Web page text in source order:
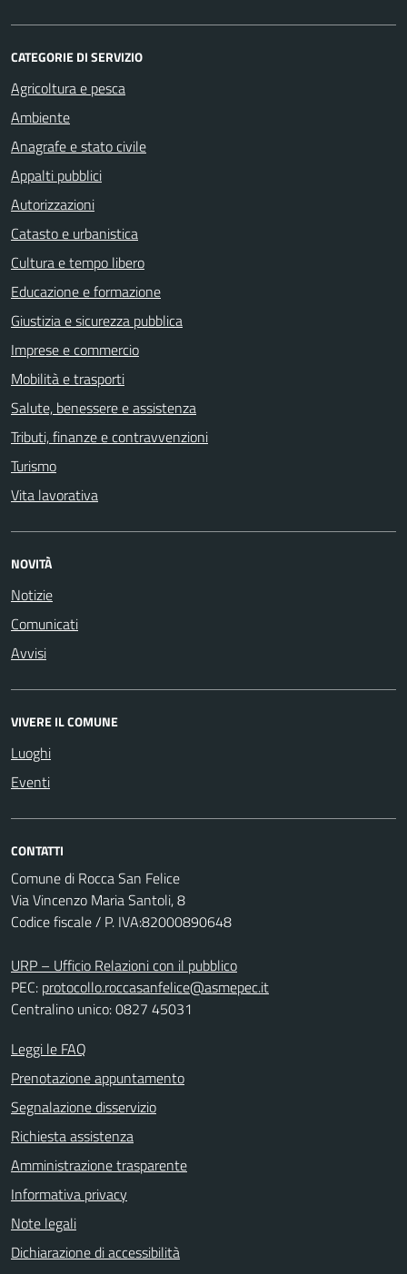
CATEGORIE DI SERVIZIO
Agricoltura e pesca
Ambiente
Anagrafe e stato civile
Appalti pubblici
Autorizzazioni
Catasto e urbanistica
Cultura e tempo libero
Educazione e formazione
Giustizia e sicurezza pubblica
Imprese e commercio
Mobilità e trasporti
Salute, benessere e assistenza
Tributi, finanze e contravvenzioni
Turismo
Vita lavorativa
NOVITÀ
Notizie
Comunicati
Avvisi
VIVERE IL COMUNE
Luoghi
Eventi
CONTATTI
Comune di Rocca San Felice
Via Vincenzo Maria Santoli, 8
Codice fiscale / P. IVA:82000890648
URP – Ufficio Relazioni con il pubblico
PEC: protocollo.roccasanfelice@asmepec.it
Centralino unico: 0827 45031
Leggi le FAQ
Prenotazione appuntamento
Segnalazione disservizio
Richiesta assistenza
Amministrazione trasparente
Informativa privacy
Note legali
Dichiarazione di accessibilità